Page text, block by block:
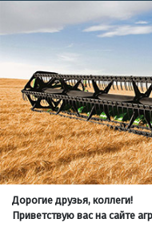
Дорогие друзья, коллеги!
Приветствую вас на сайте